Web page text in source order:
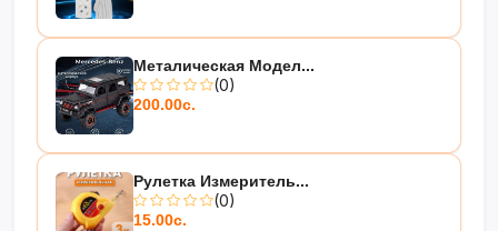
Металическая Модел...
(0)
200.00с.
Рулетка Измеритель...
(0)
15.00с.